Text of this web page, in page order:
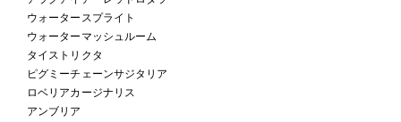
ウォータースプライト
ウォーターマッシュルーム
タイストリクタ
ピグミーチェーンサジタリア
ロベリアカージナリス
アンブリア